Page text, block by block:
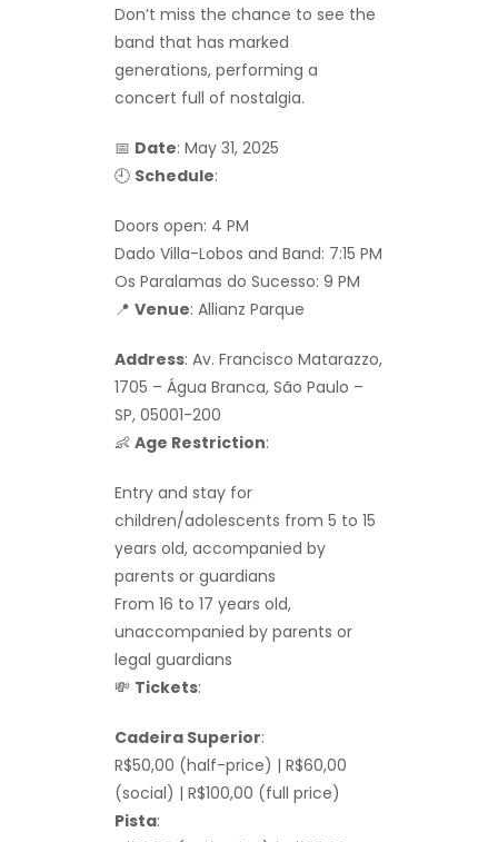
Don’t miss the chance to see the
band that has marked
generations, performing a
concert full of nostalgia.
📅 Date: May 31, 2025
🕘 Schedule:
Doors open: 4 PM
Dado Villa-Lobos and Band: 7:15 PM
Os Paralamas do Sucesso: 9 PM
📍 Venue: Allianz Parque
Address: Av. Francisco Matarazzo,
1705 – Água Branca, São Paulo –
SP, 05001-200
👶 Age Restriction:
Entry and stay for
children/adolescents from 5 to 15
years old, accompanied by
parents or guardians
From 16 to 17 years old,
unaccompanied by parents or
legal guardians
💸 Tickets:
Cadeira Superior:
R$50,00 (half-price) | R$60,00
(social) | R$100,00 (full price)
Pista: